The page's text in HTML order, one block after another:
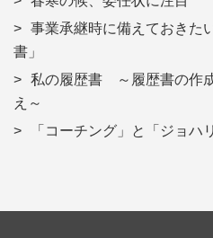
事業承継時に備えておきた
書」
私の履歴書 ～履歴書の作
え～
「コーチング」と「ジョハ